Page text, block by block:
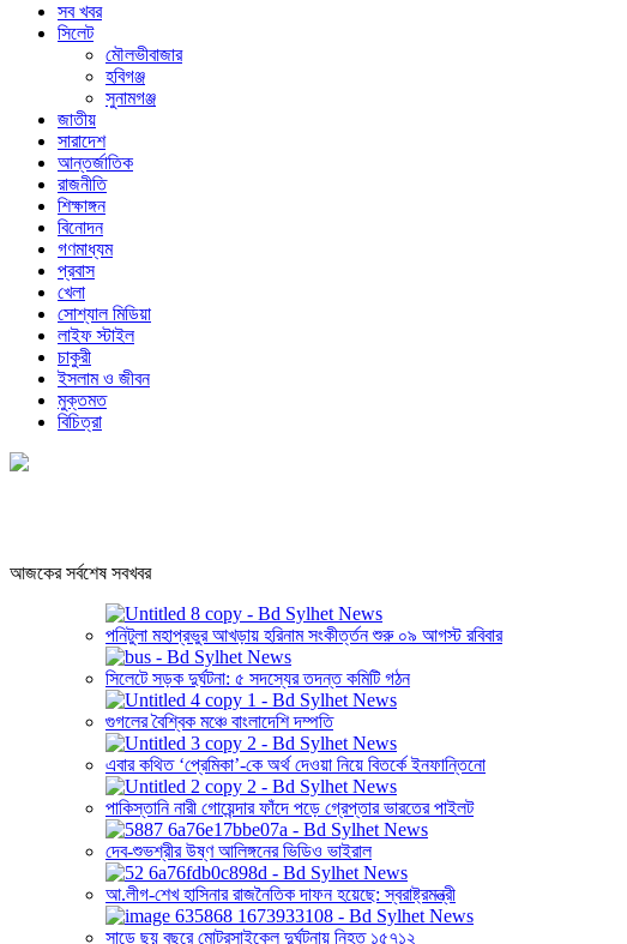
সব খবর
সিলেট
মৌলভীবাজার
হবিগঞ্জ
সুনামগঞ্জ
জাতীয়
সারাদেশ
আন্তর্জাতিক
রাজনীতি
শিক্ষাঙ্গন
বিনোদন
গণমাধ্যম
প্রবাস
খেলা
সোশ্যাল মিডিয়া
লাইফ স্টাইল
চাকুরী
ইসলাম ও জীবন
মুক্তমত
বিচিত্রা
আজকের সর্বশেষ সবখবর
পনিটুলা মহাপ্রভুর আখড়ায় হরিনাম সংকীর্ত্তন শুরু ০৯ আগস্ট রবিবার
সিলেটে সড়ক দুর্ঘটনা: ৫ সদস্যের তদন্ত কমিটি গঠন
গুগলের বৈশ্বিক মঞ্চে বাংলাদেশি দম্পতি
এবার কথিত ‘প্রেমিকা’-কে অর্থ দেওয়া নিয়ে বিতর্কে ইনফান্তিনো
পাকিস্তানি নারী গোয়েন্দার ফাঁদে পড়ে গ্রেপ্তার ভারতের পাইলট
দেব-শুভশ্রীর উষ্ণ আলিঙ্গনের ভিডিও ভাইরাল
আ.লীগ-শেখ হাসিনার রাজনৈতিক দাফন হয়েছে: স্বরাষ্ট্রমন্ত্রী
সাড়ে ছয় বছরে মোটরসাইকেল দুর্ঘটনায় নিহত ১৫৭১২